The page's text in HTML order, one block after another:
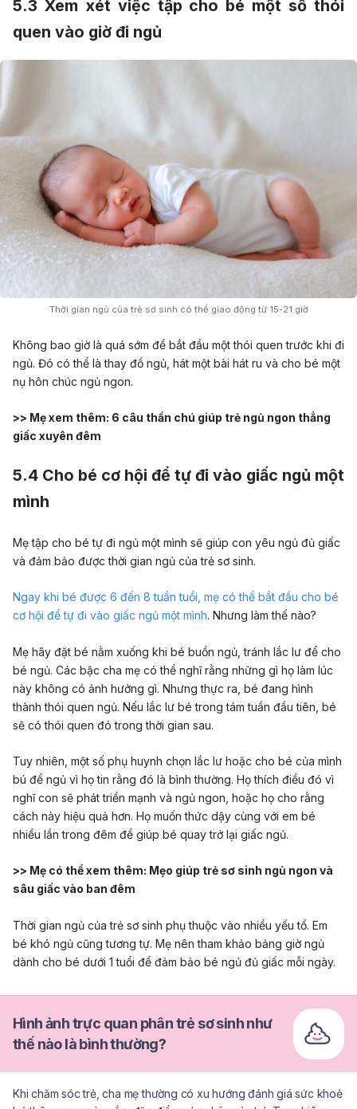
5.3 Xem xét việc tập cho bé một số thói
quen vào giờ đi ngủ
Thời gian ngủ của trẻ sơ sinh có thể giao động từ 15-21 giờ
Không bao giờ là quá sớm để bắt đầu một thói quen trước khi đi
ngủ. Đó có thể là thay đồ ngủ, hát một bài hát ru và cho bé một
nụ hôn chúc ngủ ngon.
>> Mẹ xem thêm: 6 câu thần chú giúp trẻ ngủ ngon thẳng
giấc xuyên đêm
5.4 Cho bé cơ hội để tự đi vào giấc ngủ một
mình
Mẹ tập cho bé tự đi ngủ một mình sẽ giúp con yêu ngủ đủ giấc
và đảm bảo được thời gian ngủ của trẻ sơ sinh.
Ngay khi bé được 6 đến 8 tuần tuổi, mẹ có thể bắt đầu cho bé
cơ hội để tự đi vào giấc ngủ một mình. Nhưng làm thế nào?
Mẹ hãy đặt bé nằm xuống khi bé buồn ngủ, tránh lắc lư để cho
bé ngủ. Các bậc cha mẹ có thể nghĩ rằng những gì họ làm lúc
này không có ảnh hưởng gì. Nhưng thực ra, bé đang hình
thành thói quen ngủ. Nếu lắc lư bé trong tám tuần đầu tiên, bé
sẽ có thói quen đó trong thời gian sau.
Tuy nhiên, một số phụ huynh chọn lắc lư hoặc cho bé của mình
bú để ngủ vì họ tin rằng đó là bình thường. Họ thích điều đó vì
nghĩ con sẽ phát triển mạnh và ngủ ngon, hoặc họ cho rằng
cách này hiệu quả hơn. Họ muốn thức dậy cùng với em bé
nhiều lần trong đêm để giúp bé quay trở lại giấc ngủ.
>> Mẹ có thể xem thêm: Mẹo giúp trẻ sơ sinh ngủ ngon và
sâu giấc vào ban đêm
Thời gian ngủ của trẻ sơ sinh phụ thuộc vào nhiều yếu tố. Em
bé khó ngủ cũng tương tự. Mẹ nên tham khảo bảng giờ ngủ
dành cho bé dưới 1 tuổi để đảm bảo bé ngủ đủ giấc mỗi ngày.
Hình ảnh trực quan phân trẻ sơ sinh như
thế nào là bình thường?
Khi chăm sóc trẻ, cha mẹ thường có xu hướng đánh giá sức khoẻ